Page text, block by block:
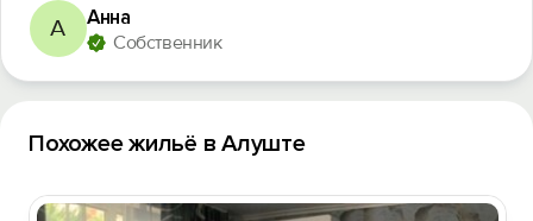
А Анна
Собственник
Похожее жильё в Алуште